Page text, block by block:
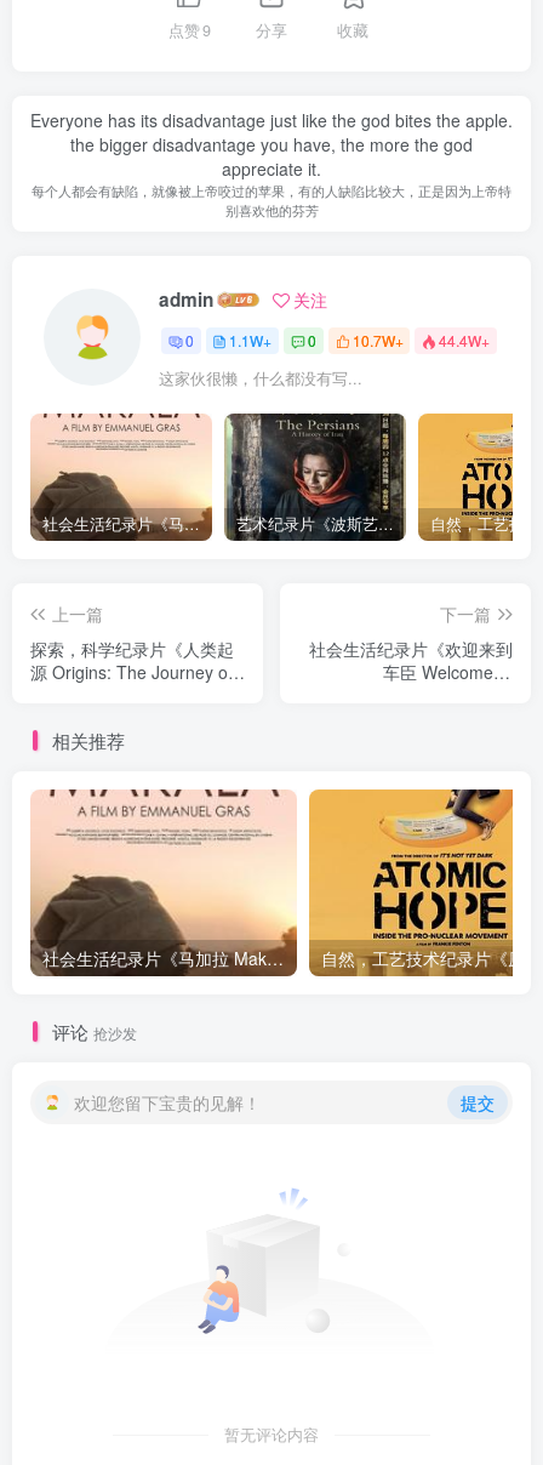
点赞9 分享 收藏
Everyone has its disadvantage just like the god bites the apple.
the bigger disadvantage you have, the more the god
appreciate it.
每个人都会有缺陷，就像被上帝咬过的苹果，有的人缺陷比较大，正是因为上帝特
别喜欢他的芬芳
admin 关注
0 1.1W+ 0 10.7W+ 44.4W+
这家伙很懒，什么都没有写...
社会生活纪录片《马加拉 Makala》下载 艺术纪录片《波斯艺术 Art of Persia》下载
上一篇
探索，科学纪录片《人类起
源 Origins: The Journey of
下一篇
社会生活纪录片《欢迎来到
车臣 Welcome to
相关推荐
社会生活纪录片《马加拉 Makala》下载
评论 抢沙发
欢迎您留下宝贵的见解！ 提交
暂无评论内容